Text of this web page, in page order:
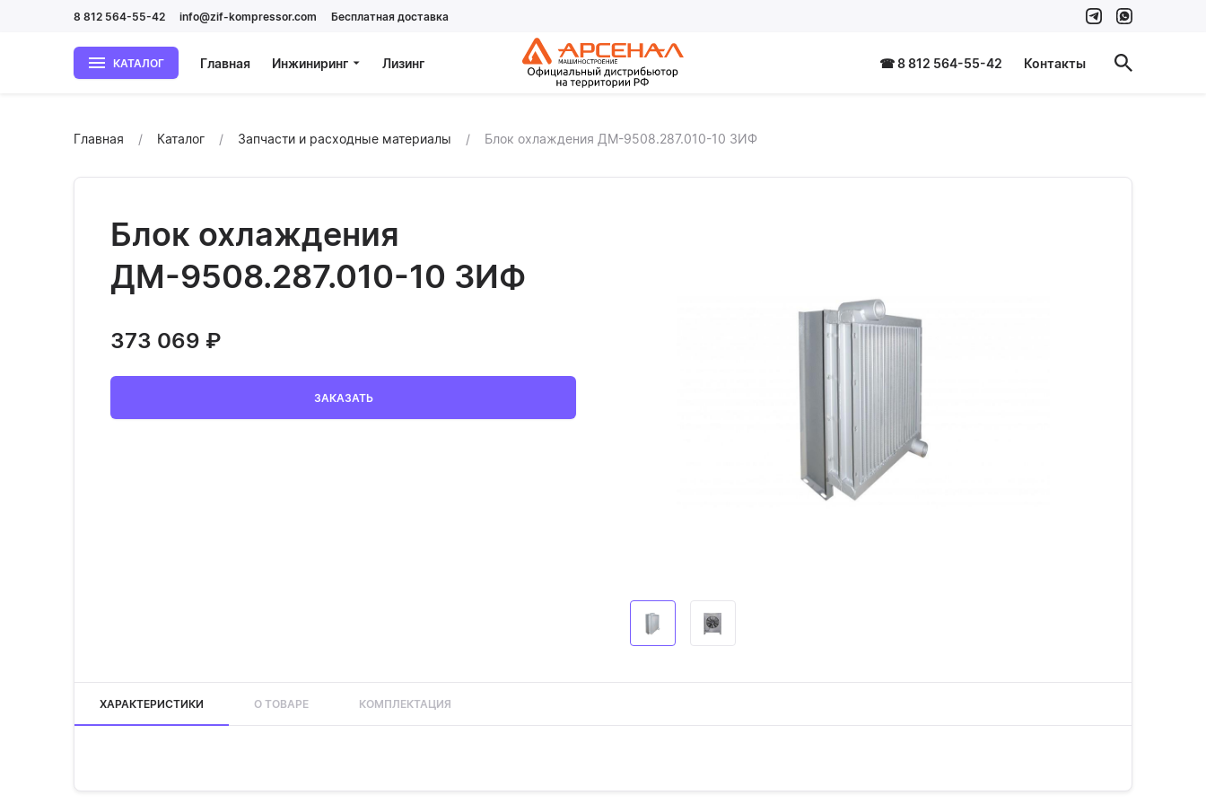
8 812 564-55-42 info@zif-kompressor.com Бесплатная доставка
КАТАЛОГ Главная Инжиниринг Лизинг ☎ 8 812 564-55-42 Контакты
Главная Каталог Запчасти и расходные материалы Блок охлаждения ДМ-9508.287.010-10 ЗИФ
Блок охлаждения
ДМ-9508.287.010-10 ЗИФ
373 069 ₽
ЗАКАЗАТЬ
ХАРАКТЕРИСТИКИ О ТОВАРЕ КОМПЛЕКТАЦИЯ